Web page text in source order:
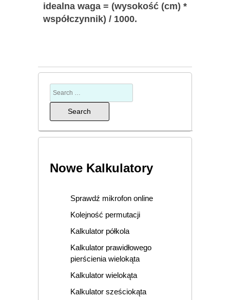
idealna waga = (wysokość (cm) *
współczynnik) / 1000.
Nowe Kalkulatory
Sprawdź mikrofon online
Kolejność permutacji
Kalkulator półkola
Kalkulator prawidłowego
pierścienia wielokąta
Kalkulator wielokąta
Kalkulator sześciokąta